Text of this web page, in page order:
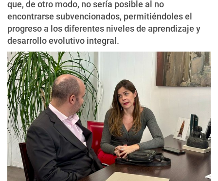
que, de otro modo, no sería posible al no
encontrarse subvencionados, permitiéndoles el
progreso a los diferentes niveles de aprendizaje y
desarrollo evolutivo integral.